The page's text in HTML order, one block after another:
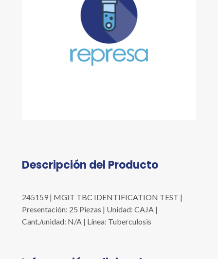
Descripción del Producto
245159 | MGIT TBC IDENTIFICATION TEST |
Presentación: 25 Piezas | Unidad: CAJA |
Cant./unidad: N/A | Línea: Tuberculosis